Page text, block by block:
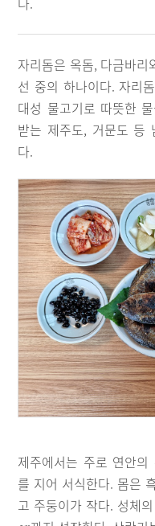
자리돔은 옥돔, 다금바
선 중의 하나이다. 자리
대성 물고기로 따뜻한
받는 제주도, 거문도 등
다.
제주에서는 주로 연안
를 지어 서식한다. 몸은
고 주둥이가 작다. 성체